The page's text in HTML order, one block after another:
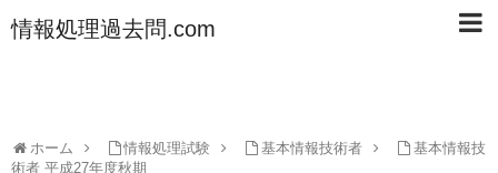
情報処理過去問.com
ホーム 情報処理試験 基本情報技術者
基本情報技
術者 平成27年度秋期